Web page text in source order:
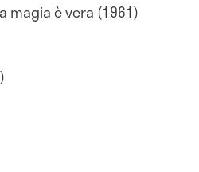
magia è vera (1961)